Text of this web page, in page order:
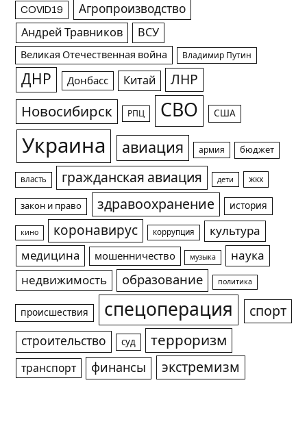
COVID19 Агропроизводство
Андрей Травников ВСУ
Великая Отечественная война Владимир Путин
ДНР Донбасс Китай ЛНР
Новосибирск РПЦ СВО США
Украина авиация армия бюджет
власть гражданская авиация дети жкх
закон и право здравоохранение история
кино коронавирус коррупция
культура
медицина
мошенничество музыка
наука
недвижимость
образование политика
происшествия спецоперация спорт
строительство суд терроризм
транспорт финансы экстремизм